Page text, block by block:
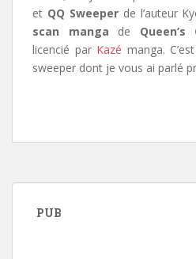
et QQ Sweeperde l’auteur
scan manga de Queen’s
licencié par Kazé manga. C’
sweeper dont je vous ai parlé
PUB